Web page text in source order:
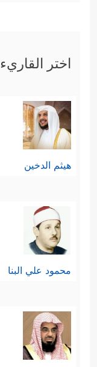
اختر القاريء
هيثم الدخين
محمود علي البنا